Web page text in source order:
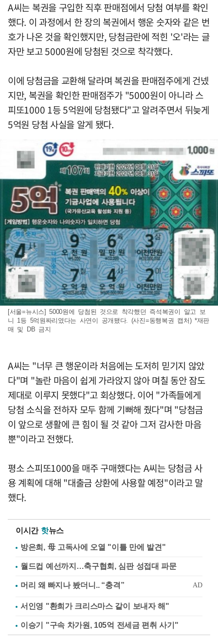
A씨는 복권을 구입한 직후 판매점에서 당첨 여부를 확인
했다. 이 과정에서 한 장의 복권에서 행운 숫자와 같은 번
호가 나온 것을 확인했지만, 당첨금란에 적힌 '오'라는 글
자만 보고 5000원에 당첨된 것으로 착각했다.
이에 당첨금을 교환해 달라며 복권을 판매점주에게 건넸
지만, 복권을 확인한 판매점주가 "5000원이 아니라 스
피또1000 1등 5억원에 당첨됐다"고 알려주면서 뒤늦게
5억원 당첨 사실을 알게 됐다.
[서울=뉴시스] 5000원에 당첨된 것으로 착각했던 즉석복권이 알고 보
니 1등 5억원짜리였다는 사연이 공개됐다. (사진=동행복권 캡처) *재판
매 및 DB 금지
A씨는 "너무 큰 행운이라 처음에는 도저히 믿기지 않았
다"며 "놀란 마음이 쉽게 가라앉지 않아 며칠 동안 잠도
제대로 이루지 못했다"고 회상했다. 이어 "가족들에게
당첨 소식을 전하자 모두 함께 기뻐해 줬다"며 "당첨금
이 앞으로 생활에 큰 힘이 될 것 같아 그저 감사한 마음
뿐"이라고 전했다.
평소 스피또1000을 매주 구매했다는 A씨는 당첨금 사
용 계획에 대해 "대출금 상환에 사용할 예정"이라고 말
했다.
이시간 핫뉴스
방은희, 母 고독사에 오열 "이틀 만에 발견"
월드컵 예선까지…축구협회, 심판 성접대 파문
서인영 "환희가 크리스마스 같이 보내자 해"
이승기 "구속 차가원, 105억 전세금 편취 사기"